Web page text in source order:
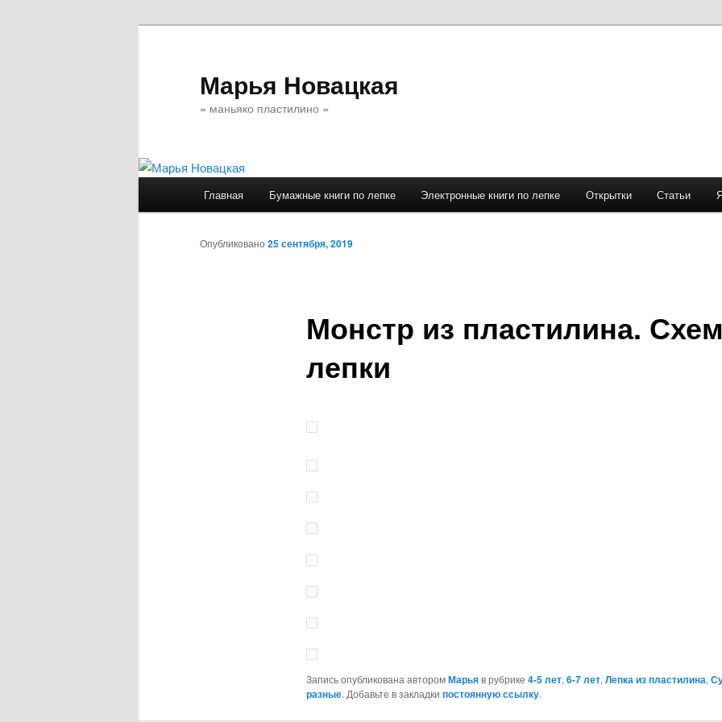
Марья Новацкая
= маньяко пластилино =
Перейти
к
Главная Бумажные книги по лепке Электронные книги по лепке Открытки Статьи
Монстр из пластилина.
лепки
Опубликовано 25 сентября, 2019
Запись опубликована авторомМарьяв рубрике 4-5 лет, 6-7 лет, Лепка из пластилина,
разные. Добавьте в закладки постоянную ссылку.